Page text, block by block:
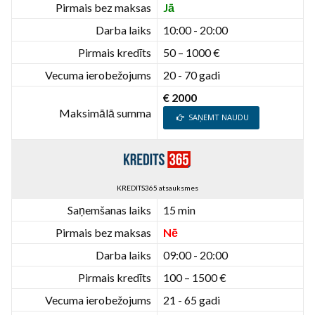
Pirmais bez maksas
Jā
Darba laiks
10:00 - 20:00
Pirmais kredīts
50 – 1000 €
Vecuma ierobežojums
20 - 70 gadi
Maksimālā summa
€ 2000
SAŅEMT NAUDU
KREDITS365 atsauksmes
Saņemšanas laiks
15 min
Pirmais bez maksas
Nē
Darba laiks
09:00 - 20:00
Pirmais kredīts
100 – 1500 €
Vecuma ierobežojums
21 - 65 gadi